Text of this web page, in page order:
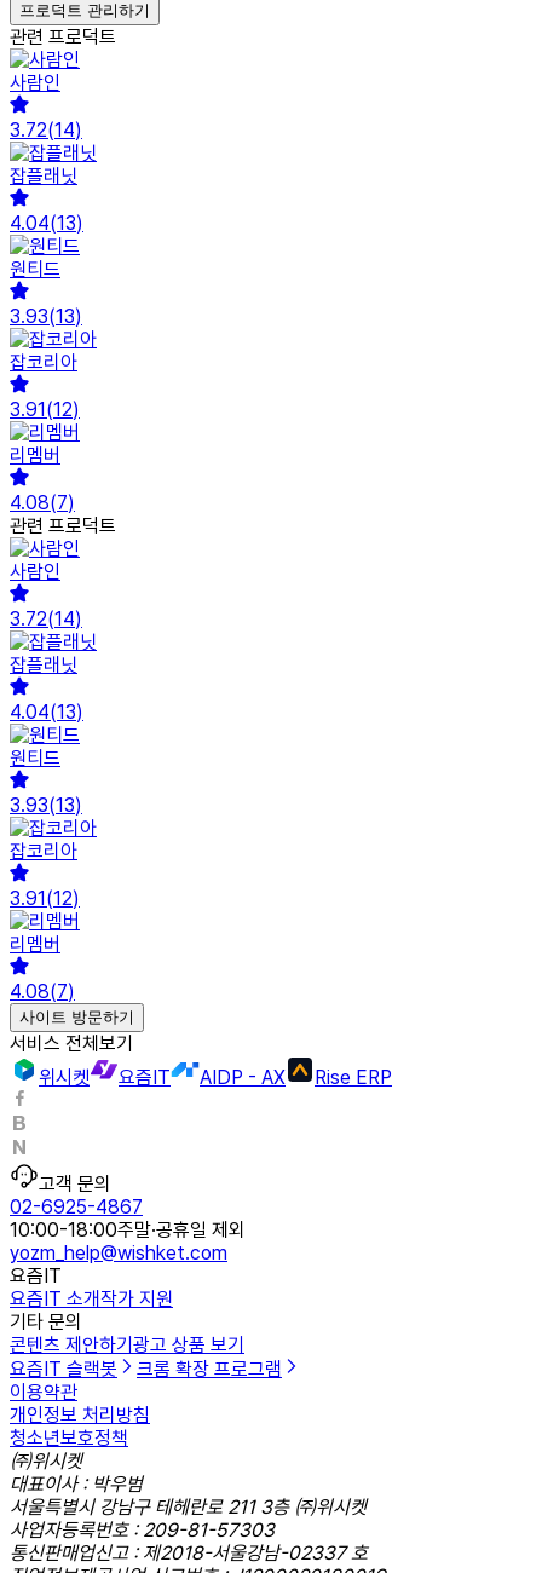
프로덕트 관리하기
관련 프로덕트
사람인
3.72(14)
잡플래닛
4.04(13)
원티드
3.93(13)
잡코리아
3.91(12)
리멤버
4.08(7)
관련 프로덕트
사람인
3.72(14)
잡플래닛
4.04(13)
원티드
3.93(13)
잡코리아
3.91(12)
리멤버
4.08(7)
사이트 방문하기
서비스 전체보기
위시켓
요즘IT AIDP - AX Rise ERP
고객 문의
02-6925-4867
10:00-18:00주말·공휴일 제외
yozm_help@wishket.com
요즘IT
요즘IT 소개작가 지원
기타 문의
콘텐츠 제안하기광고 상품 보기
요즘IT 슬랙봇
크롬 확장 프로그램
이용약관
개인정보 처리방침
청소년보호정책
㈜위시켓
대표이사 : 박우범
서울특별시 강남구 테헤란로 211 3층 ㈜위시켓
사업자등록번호 : 209-81-57303
통신판매업신고 : 제2018-서울강남-02337 호